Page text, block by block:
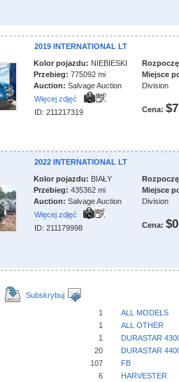
2019 INTERNATIONAL LT
Kolor pojazdu: NIEBIESKI
Przebieg: 775092 mi
Auction: Salvage Auction
Więcej zdjęć
ID: 211217319
Miejsce
Division
Cena:
2022 INTERNATIONAL LT
Kolor pojazdu: BIAŁY
Przebieg: 435362 mi
Auction: Salvage Auction
Więcej zdjęć
ID: 211179998
Miejsce
Division
Cena: $0
Subskrybuj
1
ALL MODELS
1
ALL OTHER
1
DURASTAR
20
DURASTAR
107
FB
6 HARVESTER